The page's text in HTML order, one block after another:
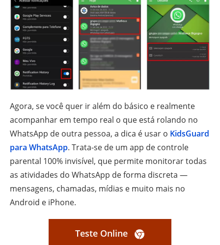
Agora, se você quer ir além do básico e realmente
acompanhar em tempo real o que está rolando no
WhatsApp de outra pessoa, a dica é usar o KidsGuard
para WhatsApp. Trata-se de um app de controle
parental 100% invisível, que permite monitorar todas
as atividades do WhatsApp de forma discreta —
mensagens, chamadas, mídias e muito mais no
Android e iPhone.
Teste Online